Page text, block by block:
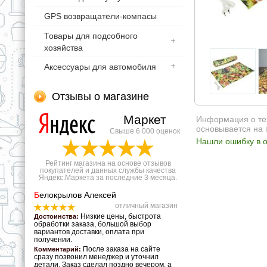
GPS возвращатели-компасы
Товары для подсобного
хозяйства
Аксессуары для автомобиля
Отзывы о магазине
Маркет
Свыше 6 000 оценок
Рейтинг магазина на основе отзывов
покупателей и данных службы качества
Яндекс.Маркета за последние 3 месяца.
Белокрылов Алексей
отличный магазин
Достоинства: Низкие цены, быстрота
обработки заказа, большой выбор
вариантов доставки, оплата при
получении.
Комментарий: После заказа на сайте
сразу позвонил менеджер и уточнил
детали. Заказ сделал поздно вечером, а
Информация о
основывается на
Нашли ошибку в